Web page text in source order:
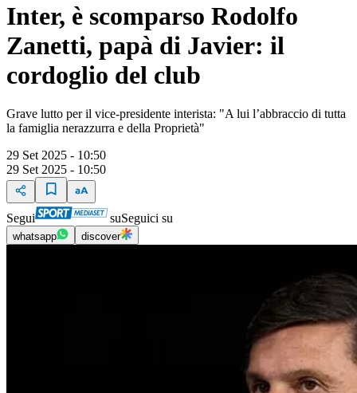
Inter, è scomparso Rodolfo
Zanetti, papà di Javier: il
cordoglio del club
Grave lutto per il vice-presidente interista: "A lui l’abbraccio di tutta
la famiglia nerazzurra e della Proprietà"
29 Set 2025 - 10:50
29 Set 2025 - 10:50
Segui suSeguici su
whatsapp discover